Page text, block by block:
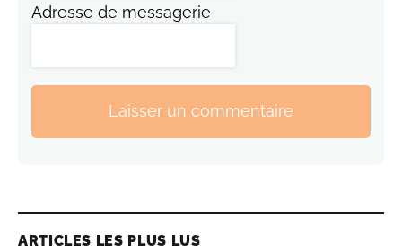
Adresse de messagerie
Laisser un commentaire
ARTICLES LES PLUS LUS